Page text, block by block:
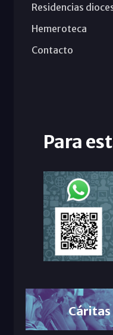
Residencias
Hemeroteca
Contacto
Para
Cáritas